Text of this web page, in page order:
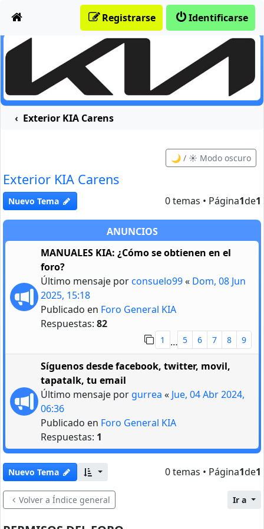
Identificarse
Registrarse
Exterior KIA Carens
🌙 / ☀️ Modo oscuro
Exterior KIA Carens
Nuevo Tema 0 temas • Página1de1
ANUNCIOS
MANUALES KIA: ¿Cómo se obtienen en el
foro?
Último mensaje porconsuelo99« Dom, 08 Jun
2025, 15:18
Publicado en Foro General KIA
Respuestas: 82
1 … 5 6 7 8 9
Síguenos desde facebook, twitter, movil,
tapatalk, tu email
Último mensaje por gurrea « Jue, 04 Abr 2024,
06:36
Publicado en Foro General KIA
Respuestas: 1
Nuevo Tema 0 temas • Página1de1
Volver a Índice general Ir a